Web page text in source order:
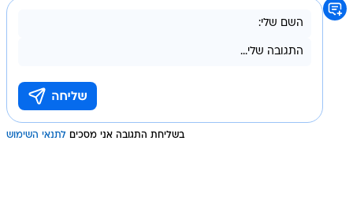
בשליחת התגובה אני מסכים לתנאי השימוש